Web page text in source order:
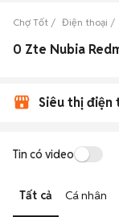
Chợ Tốt Điện thoại
0 Zte Nubia
Siêu thị điện
Tin có video
Tất cả Cá nhân